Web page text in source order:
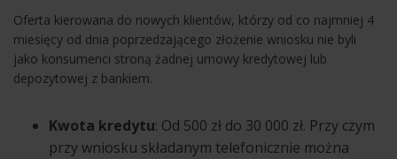
Oferta kierowana do nowych klientów, którzy od co najmniej 4
miesięcy od dnia poprzedzającego złożenie wniosku nie byli
jako konsumenci stroną żadnej umowy kredytowej lub
depozytowej z bankiem.
Kwota kredytu: Od 500 zł do 30 000 zł. Przy czym
przy wniosku składanym telefonicznie można